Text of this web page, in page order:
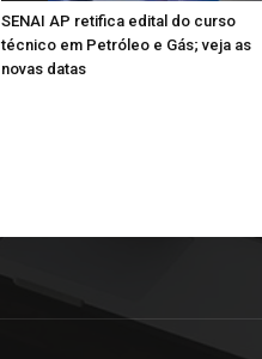
SENAI AP retifica edital do curso
técnico em Petróleo e Gás; veja as
novas datas